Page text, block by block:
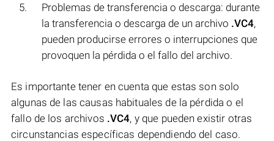
Problemas de transferencia o descarga: durante
la transferencia o descarga de un archivo .VC4,
pueden producirse errores o interrupciones que
provoquen la pérdida o el fallo del archivo.
Es importante tener en cuenta que estas son solo
algunas de las causas habituales de la pérdida o el
fallo de los archivos .VC4, y que pueden existir otras
circunstancias específicas dependiendo del caso.